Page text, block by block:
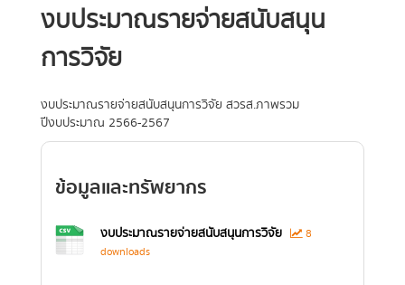
งบประมาณรายจ่ายสนับสนุน
การวิจัย
งบประมาณรายจ่ายสนับสนุนการวิจัย สวรส.ภาพรวม
ปีงบประมาณ 2566-2567
ข้อมูลและทรัพยากร
งบประมาณรายจ่ายสนับสนุนการวิจัย
8
downloads